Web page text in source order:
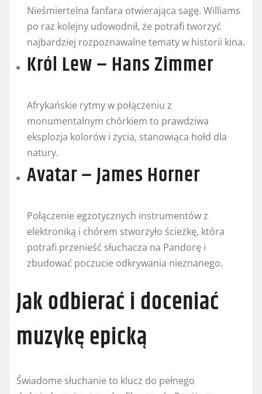
Nieśmiertelna fanfara otwierająca sagę. Williams
po raz kolejny udowodnił, że potrafi tworzyć
najbardziej rozpoznawalne tematy w historii kina.
Król Lew – Hans Zimmer
Afrykańskie rytmy w połączeniu z
monumentalnym chórkiem to prawdziwa
eksplozja kolorów i życia, stanowiąca hołd dla
natury.
Avatar – James Horner
Połączenie egzotycznych instrumentów z
elektroniką i chórem stworzyło ścieżkę, która
potrafi przenieść słuchacza na Pandorę i
zbudować poczucie odkrywania nieznanego.
Jak odbierać i doceniać
muzykę epicką
Świadome słuchanie to klucz do pełnego